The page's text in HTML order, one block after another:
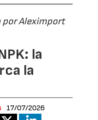
por Aleximport
la
la
17/07/2026